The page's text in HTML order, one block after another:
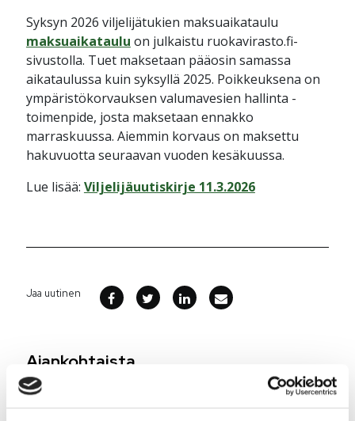
Syksyn 2026 viljelijätukien maksuaikataulu
maksuaikataulu on julkaistu ruokavirasto.fi-
sivustolla. Tuet maksetaan pääosin samassa
aikataulussa kuin syksyllä 2025. Poikkeuksena on
ympäristökorvauksen valumavesien hallinta -
toimenpide, josta maksetaan ennakko
marraskuussa. Aiemmin korvaus on maksettu
hakuvuotta seuraavan vuoden kesäkuussa.
Lue lisää: Viljelijäuutiskirje 11.3.2026
Jaa uutinen
Ajankohtaista
5.8.2026